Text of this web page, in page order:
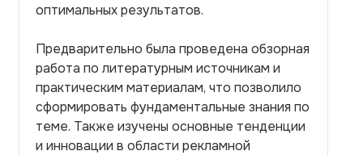
оптимальных результатов.
Предварительно была проведена обзорная
работа по литературным источникам и
практическим материалам, что позволило
сформировать фундаментальные знания по
теме. Также изучены основные тенденции
и инновации в области рекламной